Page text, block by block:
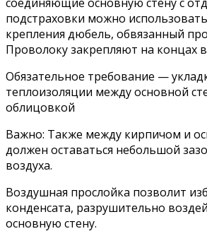
подстраховки можно
крепления дюбель, обвязанный
Проволоку закрепляют на концах
Обязательное требование —
теплоизоляции между основной
облицовкой
Важно: Также между кирпичом и
должен оставаться небольшой
воздуха.
Воздушная прослойка позволит
конденсата, разрушительно
основную стену.